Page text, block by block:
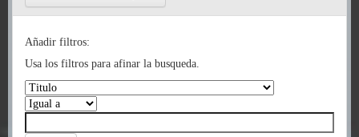
Añadir filtros:
Usa los filtros para afinar la busqueda.